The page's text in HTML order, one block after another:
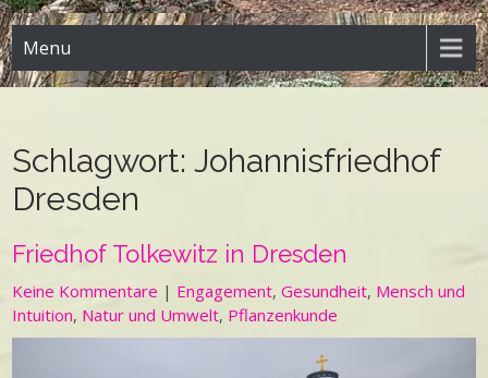
Menu
Schlagwort:Johannisfriedhof
Dresden
Friedhof Tolkewitz in Dresden
Keine Kommentare | Engagement,Gesundheit, Mensch und
Intuition, Natur und Umwelt, Pflanzenkunde